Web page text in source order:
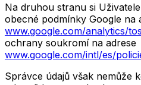
Na druhou stranu si
obecné podmínky Google na
www.google.com/analytics/
ochrany soukromí na adrese
www.google.com/intl/es/
Správce údajů však nemůže